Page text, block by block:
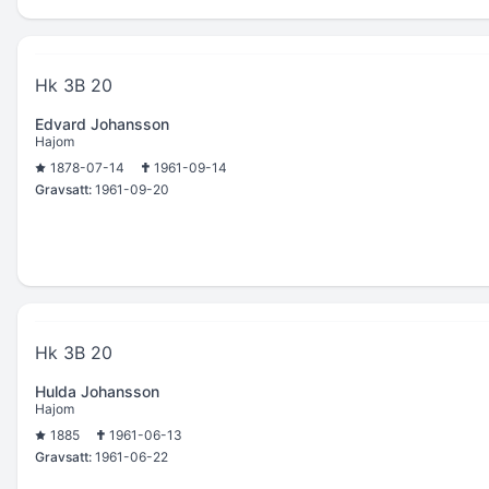
Hk 3B 20
Edvard Johansson
Hajom
1878-07-14
1961-09-14
Gravsatt: 1961-09-20
Hk 3B 20
Hulda Johansson
Hajom
1885
1961-06-13
Gravsatt: 1961-06-22